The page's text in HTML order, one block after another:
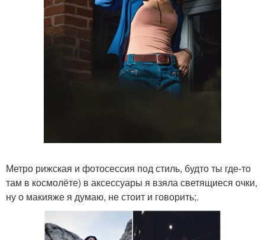
Метро рижская и фотосессия под стиль, будто ты где-то
там в космолёте) в аксессуары я взяла светящиеся очки,
ну о макияже я думаю, не стоит и говорить;.